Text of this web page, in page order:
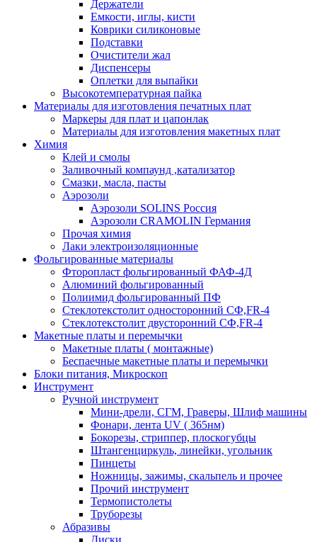
Держатели
Емкости, иглы, кисти
Коврики силиконовые
Подставки
Очистители жал
Диспенсеры
Оплетки для выпайки
Высокотемпературная пайка
Материалы для изготовления печатных плат
Маркеры для плат и цапонлак
Материалы для изготовления макетных плат
Химия
Клей и смолы
Заливочный компаунд ,катализатор
Смазки, масла, пасты
Аэрозоли
Аэрозоли SOLINS Россия
Аэрозоли CRAMOLIN Германия
Прочая химия
Лаки электроизоляционные
Фольгированные материалы
Фторопласт фольгированный ФАФ-4Д
Алюминий фольгированный
Полиимид фольгированный ПФ
Стеклотекстолит односторонний CФ,FR-4
Стеклотекстолит двусторонний СФ,FR-4
Макетные платы и перемычки
Макетные платы ( монтажные)
Беспаечные макетные платы и перемычки
Блоки питания, Микроскоп
Инструмент
Ручной инструмент
Мини-дрели, СГМ, Граверы, Шлиф машины
Фонари, лента UV ( 365нм)
Бокорезы, cтриппер, плоскогубцы
Штангенциркуль, линейки, угольник
Пинцеты
Ножницы, зажимы, скальпель и прочее
Прочий инструмент
Термопистолеты
Труборезы
Абразивы
Диски